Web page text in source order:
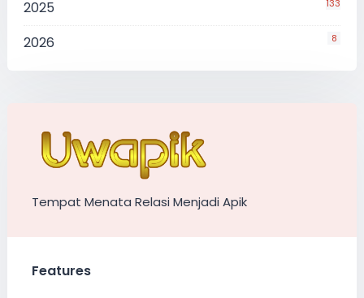
2025 133
2026 8
Tempat Menata Relasi Menjadi Apik
Features